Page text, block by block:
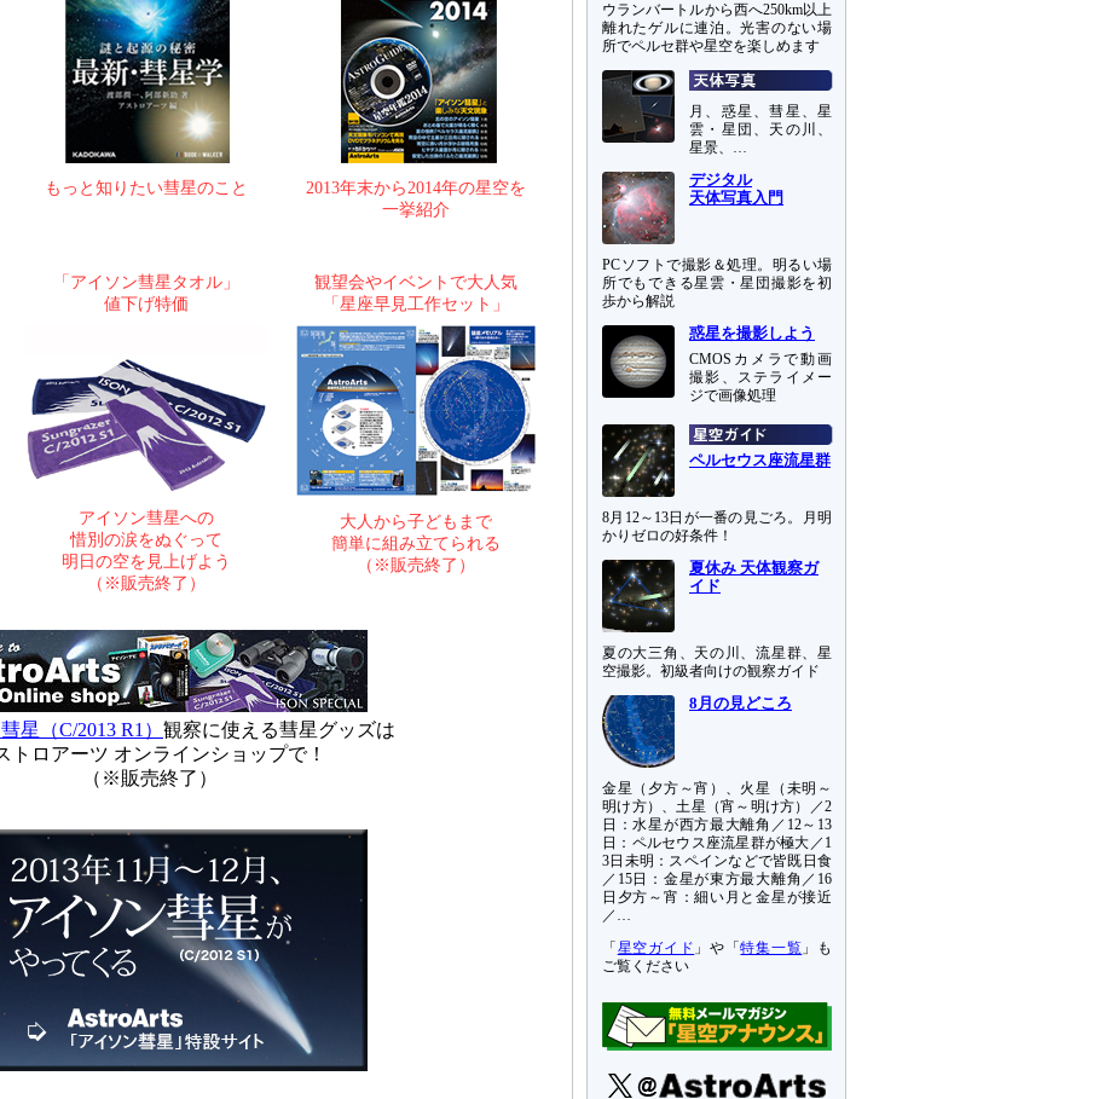
もっと知りたい彗星のこと
2013年末から2014年の星空を
一挙紹介
「アイソン彗星タオル」
値下げ特価
アイソン彗星への
惜別の涙をぬぐって
明日の空を見上げよう
（※販売終了）
観望会やイベントで大人気
「星座早見工作セット」
大人から子どもまで
簡単に組み立てられる
（※販売終了）
星（C/2013 R1） 観察に使える彗星グッズは
トロアーツ オンラインショップで！
（※販売終了）
ウランバートルから西へ250km以上
離れたゲルに連泊。光害のない場
所でペルセ群や星空を楽しめます
月、惑星、彗星、星
雲・星団、天の川、
星景、…
デジタル
天体写真入門
PCソフトで撮影＆処理。明るい場
所でもできる星雲・星団撮影を初
歩から解説
惑星を撮影しよう
CMOSカメラで動画
撮影、ステライメー
ジで画像処理
ペルセウス座流星群
8月12～13日が一番の見ごろ。月明
かりゼロの好条件！
夏休み 天体観察ガ
イド
夏の大三角、天の川、流星群、星
空撮影。初級者向けの観察ガイド
8月の見どころ
金星（夕方～宵）、火星（未明～
明け方）、土星（宵～明け方）／2
日：水星が西方最大離角／12～13
日：ペルセウス座流星群が極大／1
3日未明：スペインなどで皆既日食
／15日：金星が東方最大離角／16
日夕方～宵：細い月と金星が接近
／…
「 星空ガイド 」や「特集一覧 」も
ご覧ください